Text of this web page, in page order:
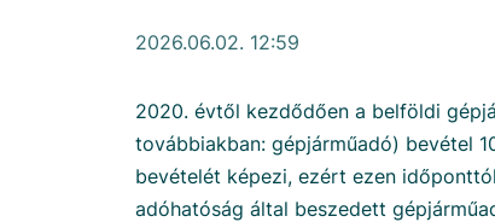
2026.06.02. 12:59
2020. évtől kezdődően a belföldi
továbbiakban: gépjárműadó) bevétel
bevételét képezi, ezért ezen
adóhatóság által beszedett